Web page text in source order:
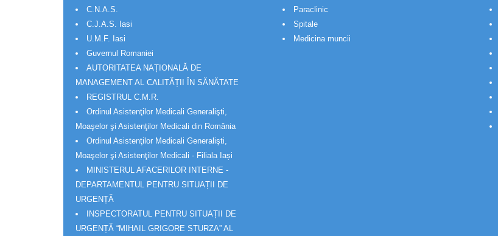
C.N.A.S.
C.J.A.S. Iasi
U.M.F. Iasi
Guvernul Romaniei
AUTORITATEA NAȚIONALĂ DE
MANAGEMENT AL CALITĂȚII ÎN SĂNĂTATE
REGISTRUL C.M.R.
Ordinul Asistenţilor Medicali Generalişti,
Moaşelor şi Asistenţilor Medicali din România
Ordinul Asistenţilor Medicali Generalişti,
Moaşelor şi Asistenţilor Medicali - Filiala Iași
MINISTERUL AFACERILOR INTERNE -
DEPARTAMENTUL PENTRU SITUAȚII DE
URGENȚĂ
INSPECTORATUL PENTRU SITUAȚII DE
URGENȚĂ “MIHAIL GRIGORE STURZA” AL
Paraclinic
Spitale
Medicina muncii